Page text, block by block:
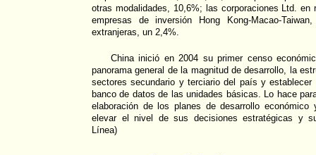
otras modalidades, 10,6%; las corporaciones Ltd. en
empresas de inversión Hong Kong-Macao-
extranjeras, un 2,4%.
China inició en 2004 su primer censo
panorama general de la magnitud de desarrollo, la
sectores secundario y terciario del país y
banco de datos de las unidades básicas. Lo hace
elaboración de los planes de desarrollo
elevar el nivel de sus decisiones estratégicas y
Línea)